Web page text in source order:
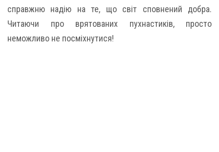
справжню надію на те, що світ сповнений добра.
Читаючи про врятованих пухнастиків, просто
неможливо не посміхнутися!